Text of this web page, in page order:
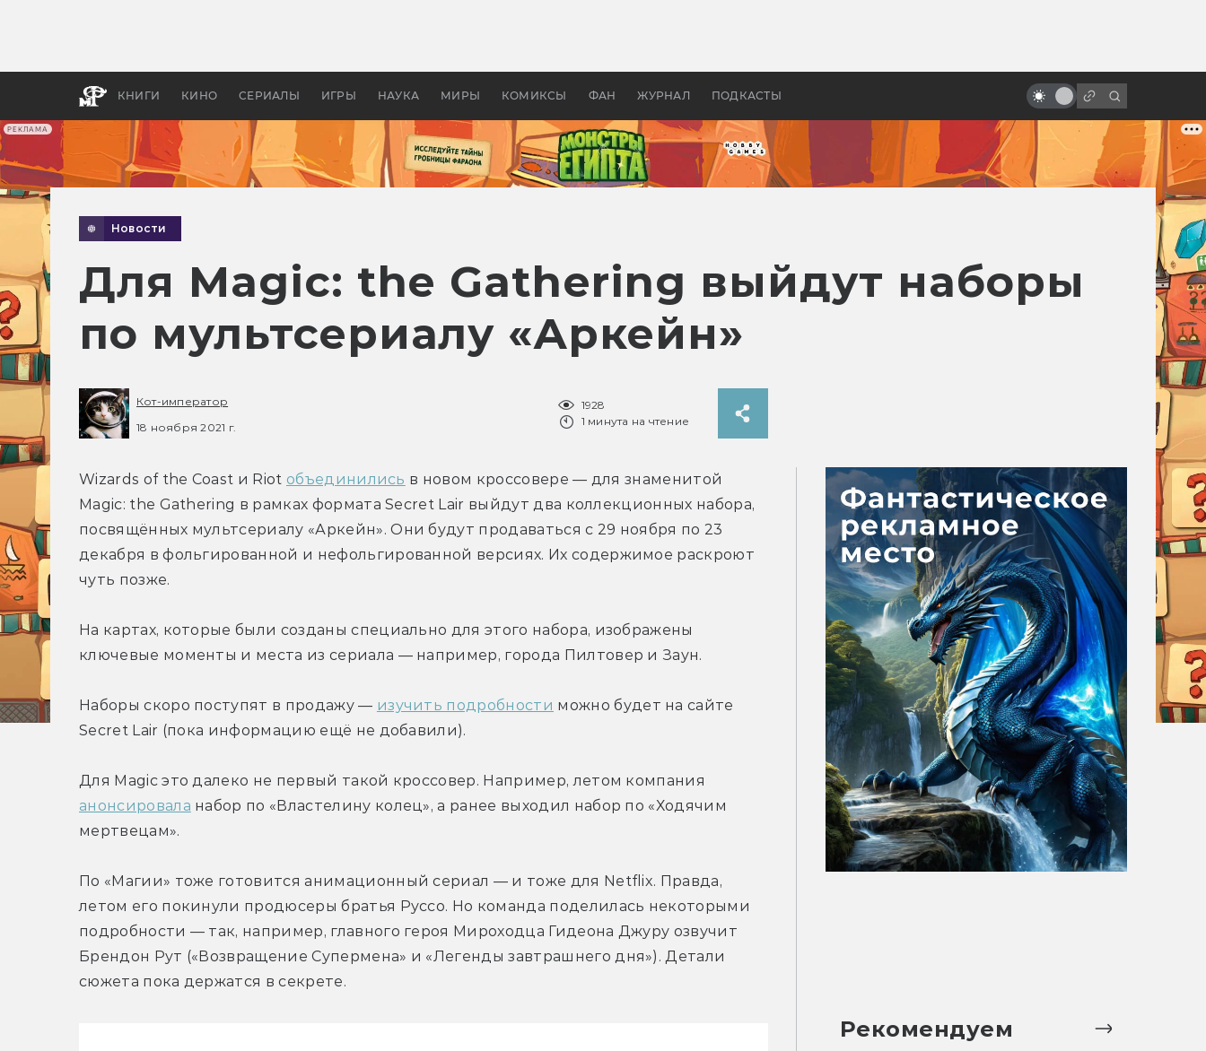
РЕКЛАМА
КНИГИ КИНО СЕРИАЛЫ ИГРЫ НАУКА МИРЫ КОМИКСЫ ФАН ЖУРНАЛ ПОДКАСТЫ
апокалипсис, в России —
бы «Властелина колец»
актёрства»
Новости
Для Magic: the Gathering выйдут наборы
по мультсериалу «Аркейн»
Кот-император
18 ноября 2021 г.
1928
1 минута на чтение
Wizards of the Coast и Riot объединились в новом кроссовере — для знаменитой
Magic: the Gathering в рамках формата Secret Lair выйдут два коллекционных набора,
посвящённых мультсериалу «Аркейн». Они будут продаваться с 29 ноября по 23
декабря в фольгированной и нефольгированной версиях. Их содержимое раскроют
чуть позже.
На картах, которые были созданы специально для этого набора, изображены
ключевые моменты и места из сериала — например, города Пилтовер и Заун.
Наборы скоро поступят в продажу — изучить подробности можно будет на сайте
Secret Lair (пока информацию ещё не добавили).
анонсировала набор по «Властелину колец», а ранее выходил набор по «Ходячим
мертвецам».
По «Магии» тоже готовится анимационный сериал — и тоже для Netflix. Правда,
летом его покинули продюсеры братья Руссо. Но команда поделилась некоторыми
подробности — так, например, главного героя Мироходца Гидеона Джуру озвучит
Брендон Рут («Возвращение Супермена» и «Легенды завтрашнего дня»). Детали
сюжета пока держатся в секрете.
Рекомендуем